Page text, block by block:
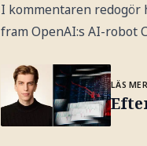
I kommentaren redogör
fram OpenAI:s AI-robot
LÄS MER